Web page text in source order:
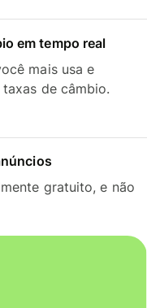
em tempo real
mais usa e
de câmbio.
gratuito, e não